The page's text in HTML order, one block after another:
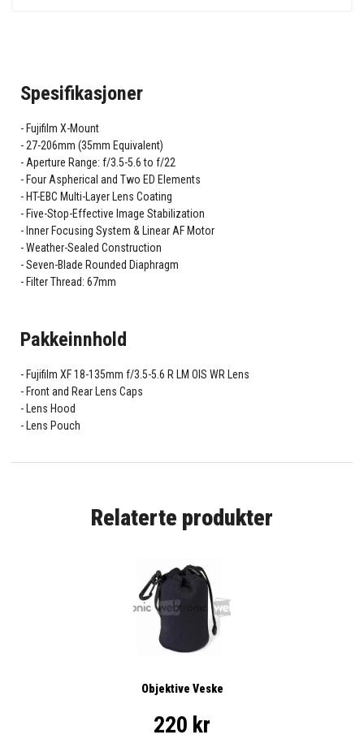
Spesifikasjoner
Fujifilm X-Mount
27-206mm (35mm Equivalent)
Aperture Range: f/3.5-5.6 to f/22
Four Aspherical and Two ED Elements
HT-EBC Multi-Layer Lens Coating
Five-Stop-Effective Image Stabilization
Inner Focusing System & Linear AF Motor
Weather-Sealed Construction
Seven-Blade Rounded Diaphragm
Filter Thread: 67mm
Pakkeinnhold
Fujifilm XF 18-135mm f/3.5-5.6 R LM OIS WR Lens
Front and Rear Lens Caps
Lens Hood
Lens Pouch
Relaterte produkter
Objektive Veske
220 kr